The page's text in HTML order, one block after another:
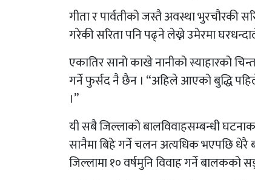
गीता र पार्वतीको जस्तै अवस्था भुरचौरकी
गरेकी सरिता पनि पढ्ने लेख्ने उमेरमा
एकातिर सानो काखे नानीको स्याहारको
गर्ने फुर्सद नै छैन । “अहिले आएको बुद्धि
।”
यी सबै जिल्लाको बालविवाहसम्बन्धी घटनाका
सानैमा बिहे गर्ने चलन अत्यधिक भएपछि धेरै
जिल्लामा १० वर्षमुनि विवाह गर्ने